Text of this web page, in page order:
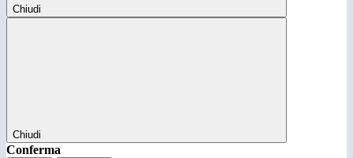
Chiudi
Chiudi
Conferma